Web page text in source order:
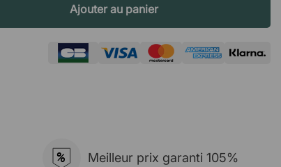
Ajouter au panier
% Meilleur prix garanti 105%